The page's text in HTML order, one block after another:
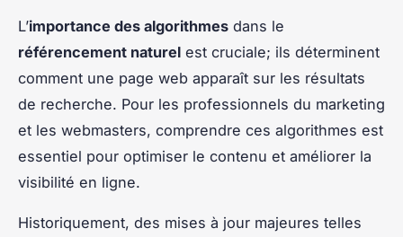
L’importance des algorithmes dans le
référencement naturel est cruciale; ils déterminent
comment une page web apparaît sur les résultats
de recherche. Pour les professionnels du marketing
et les webmasters, comprendre ces algorithmes est
essentiel pour optimiser le contenu et améliorer la
visibilité en ligne.
Historiquement, des mises à jour majeures telles